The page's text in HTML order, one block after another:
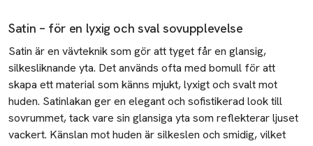
Lager på lager - Så lyckas du!
Nyårsoutfit
Skönhetstips
Färga håret hemma
Applicera brun utan sol
Satin – för en lyxig och sval sovupplevelse
Satin är en vävteknik som gör att tyget får en glansig,
silkesliknande yta. Det används ofta med bomull för att
skapa ett material som känns mjukt, lyxigt och svalt mot
huden. Satinlakan ger en elegant och sofistikerad look till
sovrummet, tack vare sin glansiga yta som reflekterar ljuset
vackert. Känslan mot huden är silkeslen och smidig, vilket